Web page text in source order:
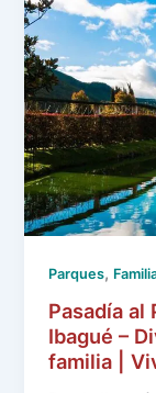
Parques,
Pasadía al
Ibagué –
familia |